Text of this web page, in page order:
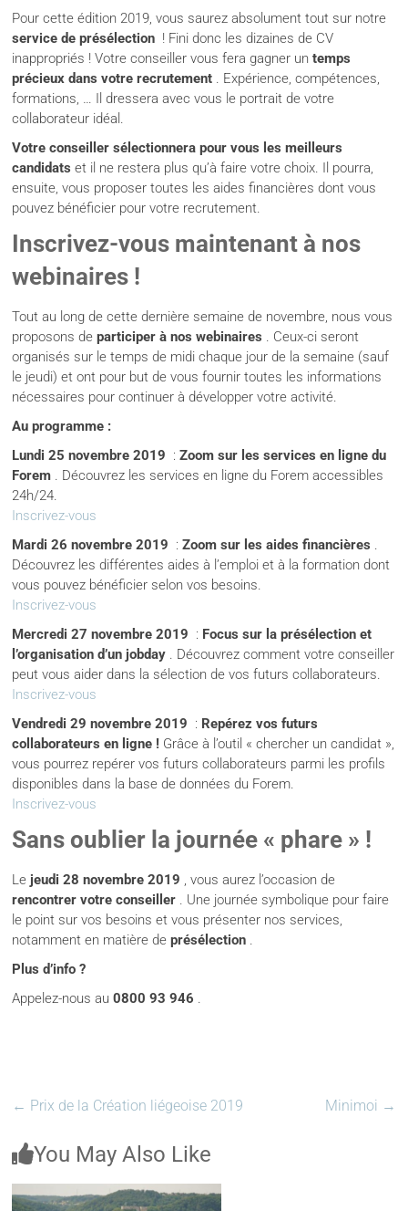
Pour cette édition 2019, vous saurez absolument tout sur notre
service de présélection ! Fini donc les dizaines de CV
inappropriés ! Votre conseiller vous fera gagner untemps
précieux dans votre recrutement . Expérience, compétences,
formations, … Il dressera avec vous le portrait de votre
collaborateur idéal.
Votre conseiller sélectionnera pour vous les meilleurs
candidatset il ne restera plus qu’à faire votre choix. Il pourra,
ensuite, vous proposer toutes les aides financières dont vous
pouvez bénéficier pour votre recrutement.
Inscrivez-vous maintenant à nos
webinaires !
Tout au long de cette dernière semaine de novembre, nous vous
proposons departiciper à nos webinaires . Ceux-ci seront
organisés sur le temps de midi chaque jour de la semaine (sauf
le jeudi) et ont pour but de vous fournir toutes les informations
nécessaires pour continuer à développer votre activité.
Au programme :
Lundi 25 novembre 2019 :Zoom sur les services en ligne du
Forem . Découvrez les services en ligne du Forem accessibles
24h/24.
Inscrivez-vous
Mardi 26 novembre 2019 :Zoom sur les aides financières .
Découvrez les différentes aides à l’emploi et à la formation dont
vous pouvez bénéficier selon vos besoins.
Inscrivez-vous
Mercredi 27 novembre 2019 : Focus sur la présélection et
l’organisation d’un jobday . Découvrez comment votre conseiller
peut vous aider dans la sélection de vos futurs collaborateurs.
Inscrivez-vous
Vendredi 29 novembre 2019 : Repérez vos futurs
collaborateurs en ligne ! Grâce à l’outil « chercher un candidat »,
vous pourrez repérer vos futurs collaborateurs parmi les profils
disponibles dans la base de données du Forem.
Inscrivez-vous
Sans oublier la journée « phare » !
Le jeudi 28 novembre 2019 , vous aurez l’occasion de
rencontrer votre conseiller . Une journée symbolique pour faire
le point sur vos besoins et vous présenter nos services,
notamment en matière deprésélection .
Plus d’info ?
Appelez-nous au0800 93 946 .
← Prix de la Création liégeoise 2019 Minimoi →
You May Also Like